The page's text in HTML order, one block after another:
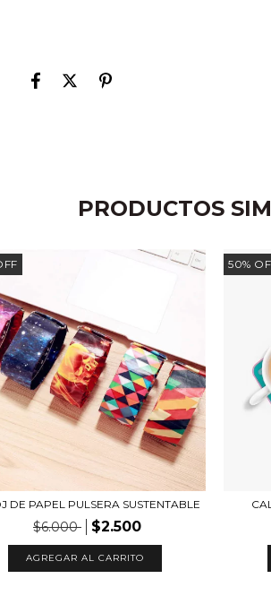
PRODUCTOS
DE PAPEL PULSERA SUSTENTABLE
$6.000 $2.500
50%